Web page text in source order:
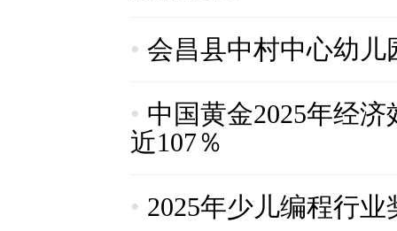
• 会昌县中村中心幼
• 中国黄金2025年经
近107％
• 2025年少儿编程行